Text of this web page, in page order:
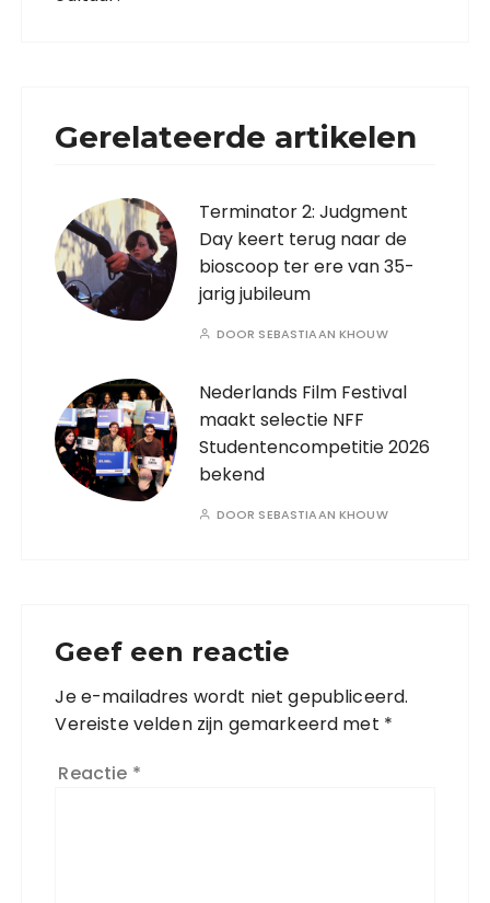
Gerelateerde artikelen
Terminator 2: Judgment
Day keert terug naar de
bioscoop ter ere van 35-
jarig jubileum
DOOR SEBASTIAAN KHOUW
Nederlands Film Festival
maakt selectie NFF
Studentencompetitie 2026
bekend
DOOR SEBASTIAAN KHOUW
Geef een reactie
Je e-mailadres wordt niet gepubliceerd.
Vereiste velden zijn gemarkeerd met *
Reactie *